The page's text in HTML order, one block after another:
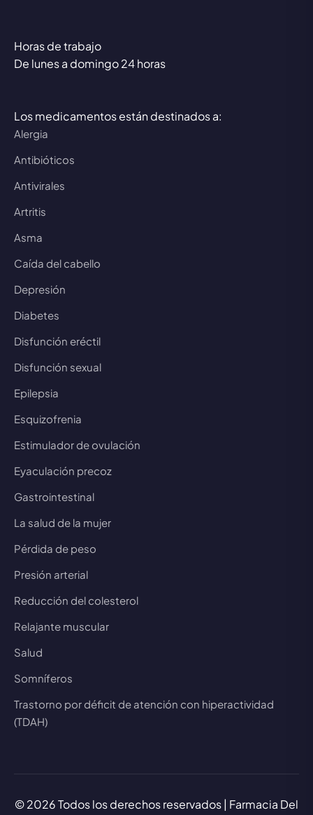
Horas de trabajo
De lunes a domingo 24 horas
Los medicamentos están destinados a:
Alergia
Antibióticos
Antivirales
Artritis
Asma
Caída del cabello
Depresión
Diabetes
Disfunción eréctil
Disfunción sexual
Epilepsia
Esquizofrenia
Estimulador de ovulación
Eyaculación precoz
Gastrointestinal
La salud de la mujer
Pérdida de peso
Presión arterial
Reducción del colesterol
Relajante muscular
Salud
Somníferos
Trastorno por déficit de atención con hiperactividad
(TDAH)
© 2026 Todos los derechos reservados | Farmacia Del